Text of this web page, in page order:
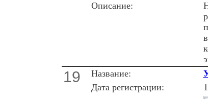
Описание:
19 Название:
Дата регистрации: